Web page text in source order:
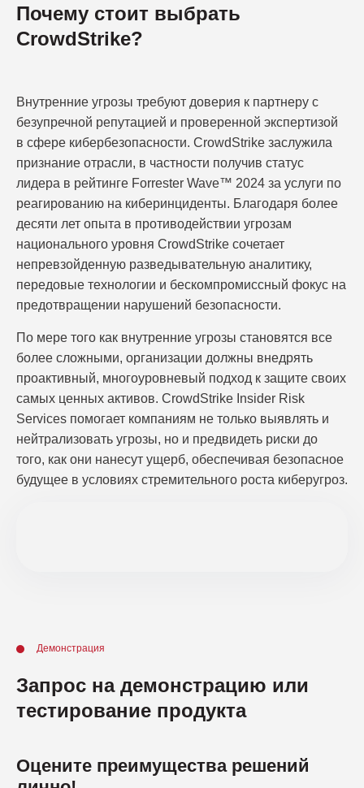
Почему стоит выбрать
CrowdStrike?
Внутренние угрозы требуют доверия к партнеру с
безупречной репутацией и проверенной экспертизой
в сфере кибербезопасности. CrowdStrike заслужила
признание отрасли, в частности получив статус
лидера в рейтинге Forrester Wave™ 2024 за услуги по
реагированию на киберинциденты. Благодаря более
десяти лет опыта в противодействии угрозам
национального уровня CrowdStrike сочетает
непревзойденную разведывательную аналитику,
передовые технологии и бескомпромиссный фокус на
предотвращении нарушений безопасности.
По мере того как внутренние угрозы становятся все
более сложными, организации должны внедрять
проактивный, многоуровневый подход к защите своих
самых ценных активов. CrowdStrike Insider Risk
Services помогает компаниям не только выявлять и
нейтрализовать угрозы, но и предвидеть риски до
того, как они нанесут ущерб, обеспечивая безопасное
будущее в условиях стремительного роста киберугроз.
Демонстрация
Запрос на демонстрацию или
тестирование продукта
Оцените преимущества решений